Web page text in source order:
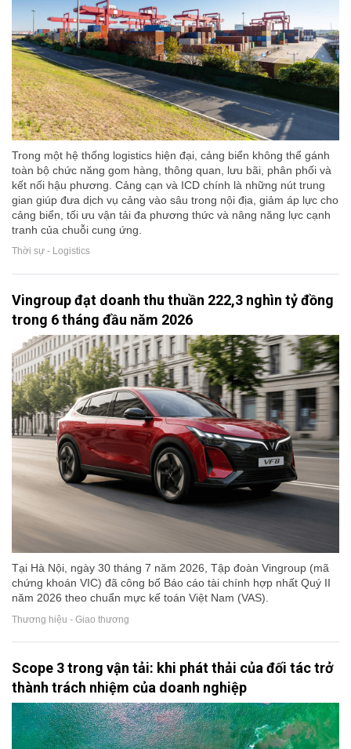
Trong một hệ thống logistics hiện đại, cảng biển không thể gánh
toàn bộ chức năng gom hàng, thông quan, lưu bãi, phân phối và
kết nối hậu phương. Cảng cạn và ICD chính là những nút trung
gian giúp đưa dịch vụ cảng vào sâu trong nội địa, giảm áp lực cho
cảng biển, tối ưu vận tải đa phương thức và nâng năng lực cạnh
tranh của chuỗi cung ứng.
Thời sự - Logistics
Vingroup đạt doanh thu thuần 222,3 nghìn tỷ đồng
trong 6 tháng đầu năm 2026
Tại Hà Nội, ngày 30 tháng 7 năm 2026, Tập đoàn Vingroup (mã
chứng khoán VIC) đã công bố Báo cáo tài chính hợp nhất Quý II
năm 2026 theo chuẩn mực kế toán Việt Nam (VAS).
Thương hiệu - Giao thương
Scope 3 trong vận tải: khi phát thải của đối tác trở
thành trách nhiệm của doanh nghiệp